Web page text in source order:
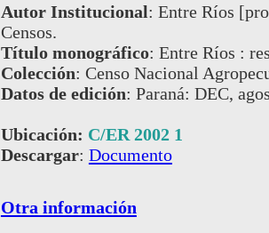
Autor Institucional: Entre Ríos
Censos.
Título monográfico: Entre Ríos :
Colección: Censo Nacional
Datos de edición: Paraná: DEC,
Ubicación: C/ER 2002 1
Descargar: Documento
Otra información